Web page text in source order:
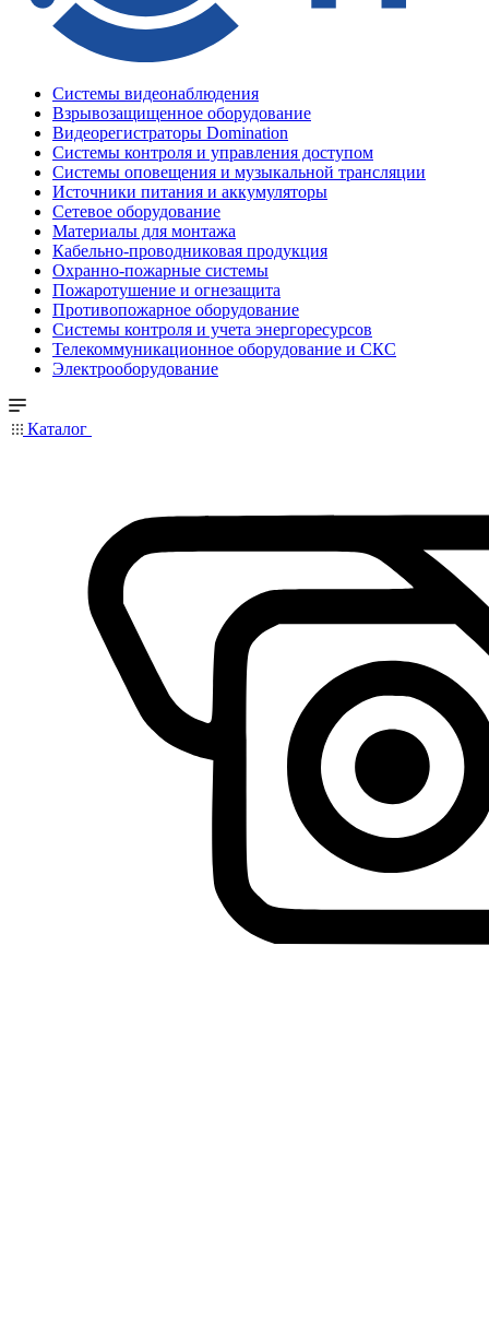
Системы видеонаблюдения
Взрывозащищенное оборудование
Видеорегистраторы Domination
Системы контроля и управления доступом
Системы оповещения и музыкальной трансляции
Источники питания и аккумуляторы
Сетевое оборудование
Материалы для монтажа
Кабельно-проводниковая продукция
Охранно-пожарные системы
Пожаротушение и огнезащита
Противопожарное оборудование
Системы контроля и учета энергоресурсов
Телекоммуникационное оборудование и СКС
Электрооборудование
Каталог